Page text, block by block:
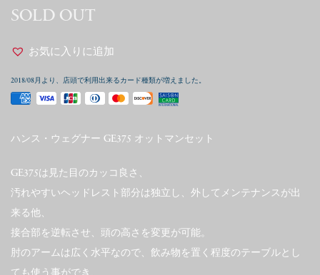
SOLD OUT
お気に入りに追加
2018/08月より、店頭で利用出来るカード種類が増えました。
ハンス・ウェグナー GE375 オットマンセット
GE375は見た目のカッコ良さ、
汚れやすいヘッドレスト部分は独立し、外してメンテナンスが出
来る他、
接合部を逆転させ、頭の高さを変更が可能。
肘のアームは広く水平なので、飲み物を置く程度のテーブルとし